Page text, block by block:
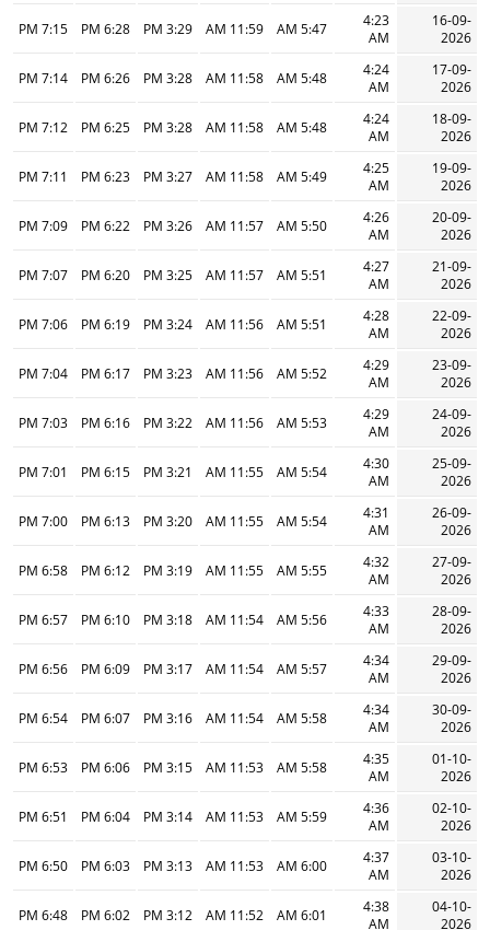
16-09-
2026
4:23
AM
5:47 AM
11:59 AM
3:29 PM
6:28 PM
7:15 PM
17-09-
2026
4:24
AM
5:48 AM
11:58 AM
3:28 PM
6:26 PM
7:14 PM
18-09-
2026
4:24
AM
5:48 AM
11:58 AM
3:28 PM
6:25 PM
7:12 PM
19-09-
2026
4:25
AM
5:49 AM
11:58 AM
3:27 PM
6:23 PM
7:11 PM
20-09-
2026
4:26
AM
5:50 AM
11:57 AM
3:26 PM
6:22 PM
7:09 PM
21-09-
2026
4:27
AM
5:51 AM
11:57 AM
3:25 PM
6:20 PM
7:07 PM
22-09-
2026
4:28
AM
5:51 AM
11:56 AM
3:24 PM
6:19 PM
7:06 PM
23-09-
2026
4:29
AM
5:52 AM
11:56 AM
3:23 PM
6:17 PM
7:04 PM
24-09-
2026
4:29
AM
5:53 AM
11:56 AM
3:22 PM
6:16 PM
7:03 PM
25-09-
2026
4:30
AM
5:54 AM
11:55 AM
3:21 PM
6:15 PM
7:01 PM
26-09-
2026
4:31
AM
5:54 AM
11:55 AM
3:20 PM
6:13 PM
7:00 PM
27-09-
2026
4:32
AM
5:55 AM
11:55 AM
3:19 PM
6:12 PM
6:58 PM
28-09-
2026
4:33
AM
5:56 AM
11:54 AM
3:18 PM
6:10 PM
6:57 PM
29-09-
2026
4:34
AM
5:57 AM
11:54 AM
3:17 PM
6:09 PM
6:56 PM
30-09-
2026
4:34
AM
5:58 AM
11:54 AM
3:16 PM
6:07 PM
6:54 PM
01-10-
2026
4:35
AM
5:58 AM
11:53 AM
3:15 PM
6:06 PM
6:53 PM
02-10-
2026
4:36
AM
5:59 AM
11:53 AM
3:14 PM
6:04 PM
6:51 PM
03-10-
2026
4:37
AM
6:00 AM
11:53 AM
3:13 PM
6:03 PM
6:50 PM
04-10-
2026
4:38
AM
6:01 AM
11:52 AM
3:12 PM
6:02 PM
6:48 PM